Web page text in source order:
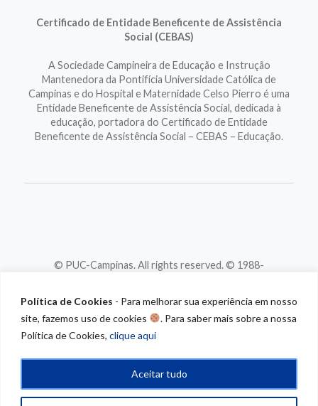
Política de Cookies - Para melhorar sua experiência em nosso
site, fazemos uso de cookies
. Para saber mais sobre a nossa
Política de Cookies, clique aqui
Aceitar tudo
Certificado de Entidade Beneficente de Assistência
Social (CEBAS)
A Sociedade Campineira de Educação e Instrução
Mantenedora da Pontifícia Universidade Católica de
Campinas e do Hospital e Maternidade Celso Pierro é uma
Entidade Beneficente de Assistência Social, dedicada à
educação, portadora do Certificado de Entidade
Beneficente de Assistência Social – CEBAS – Educação.
© PUC-Campinas. All rights reserved. © 1988-